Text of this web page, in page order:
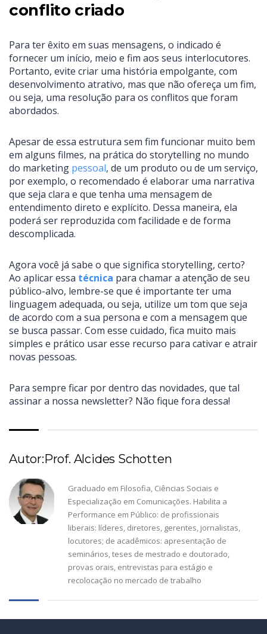
conflito criado
Para ter êxito em suas mensagens, o indicado é
fornecer um início, meio e fim aos seus interlocutores.
Portanto, evite criar uma história empolgante, com
desenvolvimento atrativo, mas que não ofereça um fim,
ou seja, uma resolução para os conflitos que foram
abordados.
Apesar de essa estrutura sem fim funcionar muito bem
em alguns filmes, na prática do storytelling no mundo
do marketing pessoal, de um produto ou de um serviço,
por exemplo, o recomendado é elaborar uma narrativa
que seja clara e que tenha uma mensagem de
entendimento direto e explícito. Dessa maneira, ela
poderá ser reproduzida com facilidade e de forma
descomplicada.
Agora você já sabe o que significa storytelling, certo?
Ao aplicar essa técnica para chamar a atenção de seu
público-alvo, lembre-se que é importante ter uma
linguagem adequada, ou seja, utilize um tom que seja
de acordo com a sua persona e com a mensagem que
se busca passar. Com esse cuidado, fica muito mais
simples e prático usar esse recurso para cativar e atrair
novas pessoas.
Para sempre ficar por dentro das novidades, que tal
assinar a nossa newsletter? Não fique fora dessa!
Autor:Prof. Alcides Schotten
Graduado em Filosofia, Ciências Sociais e
Especialização em Comunicações. Habilita a
Performance em Público: de profissionais
liberais: líderes, diretores, gerentes, jornalistas,
locutores; de acadêmicos: apresentação de
seminários, teses de mestrado e doutorado,
provas orais, entrevistas para estágio e
recolocação no mercado de trabalho